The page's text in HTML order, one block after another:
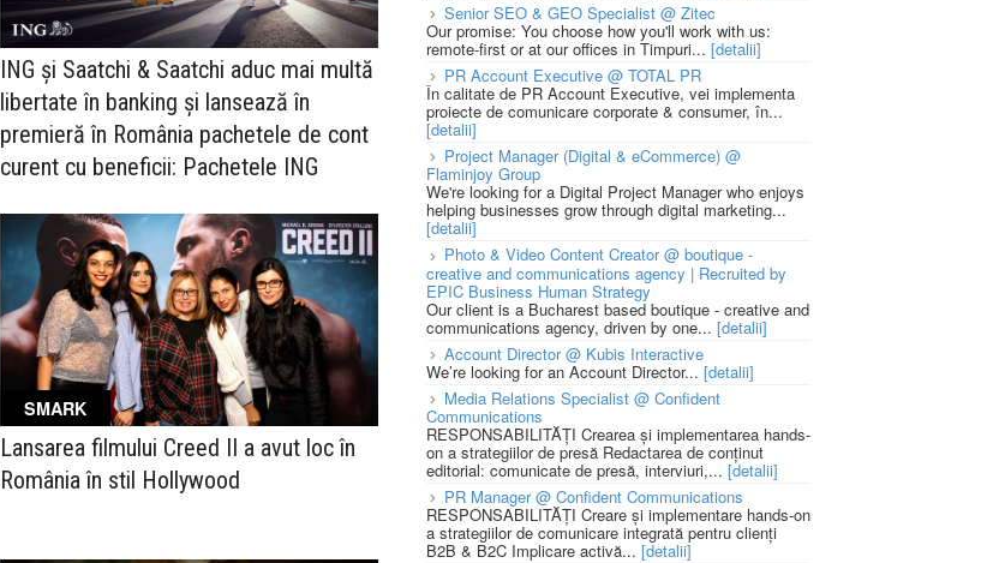
ING și Saatchi & Saatchi aduc mai multă
libertate în banking și lansează în
premieră în România pachetele de cont
curent cu beneficii: Pachetele ING
SMARK
Lansarea filmului Creed II a avut loc în
România în stil Hollywood
Senior SEO & GEO Specialist @ Zitec
Our promise: You choose how you'll work with us:
remote-first or at our offices in Timpuri... [detalii]
PR Account Executive @ TOTAL PR
În calitate de PR Account Executive, vei implementa
proiecte de comunicare corporate & consumer, în...
[detalii]
Project Manager (Digital & eCommerce) @
Flaminjoy Group
We're looking for a Digital Project Manager who enjoys
helping businesses grow through digital marketing...
[detalii]
Photo & Video Content Creator @ boutique -
creative and communications agency | Recruited by
EPIC Business Human Strategy
Our client is a Bucharest based boutique - creative and
communications agency, driven by one... [detalii]
Account Director @ Kubis Interactive
We’re looking for an Account Director... [detalii]
Media Relations Specialist @ Confident
Communications
RESPONSABILITĂȚI Crearea și implementarea hands-
on a strategiilor de presă Redactarea de conținut
editorial: comunicate de presă, interviuri,... [detalii]
PR Manager @ Confident Communications
RESPONSABILITĂȚI Creare și implementare hands-on
a strategiilor de comunicare integrată pentru clienți
B2B & B2C Implicare activă... [detalii]